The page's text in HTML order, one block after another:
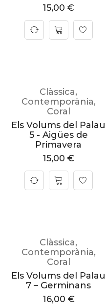
15,00 €
Clàssica,
Contemporània,
Coral
Els Volums del Palau
5 - Aigües de
Primavera
15,00 €
Clàssica,
Contemporània,
Coral
Els Volums del Palau
7 – Germinans
16,00 €